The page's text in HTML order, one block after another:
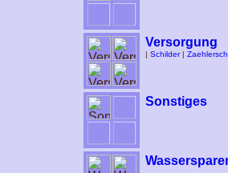
Versorgung
| Schilder|
Sonstiges